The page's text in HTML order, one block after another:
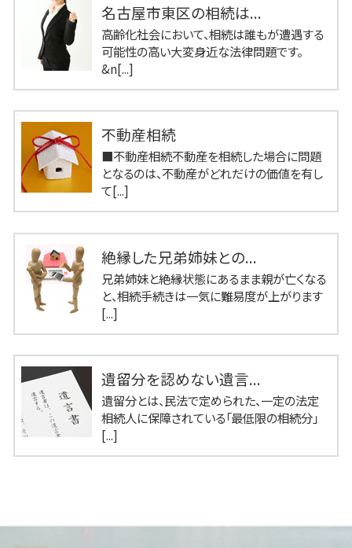
名古屋市東区の相続は...
高齢化社会において、相続は誰もが遭遇する
可能性の高い大変身近な法律問題です。
&n[...]
不動産相続
■不動産相続不動産を相続した場合に問題
となるのは、不動産がどれだけの価値を有し
て[...]
絶縁した兄弟姉妹との...
兄弟姉妹と絶縁状態にあるまま親が亡くなる
と、相続手続きは一気に難易度が上がります
[...]
遺留分を認めない遺言...
遺留分とは、民法で定められた、一定の法定
相続人に保障されている「最低限の相続分」
[...]